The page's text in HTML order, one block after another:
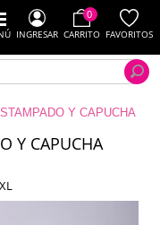
INGRESAR
0
CARRITO FAVORITOS
Y CAPUCHA
Y CAPUCHA